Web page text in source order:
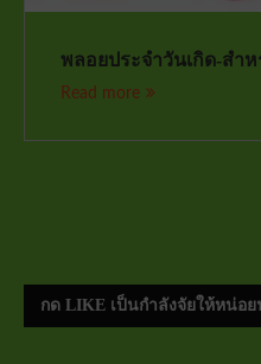
พลอยประจำวันเกิด-สำ
Read more
กด LIKE เป็นกำลังจัยให้หน่อ